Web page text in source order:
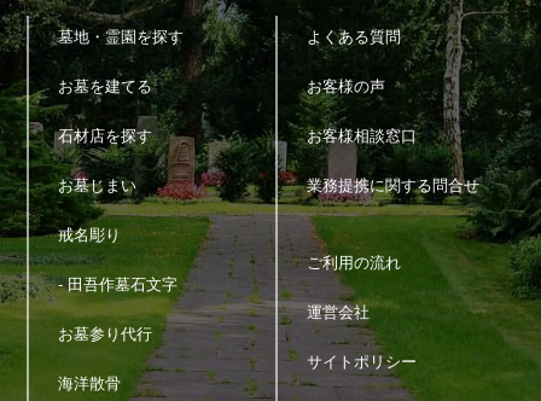
墓地・霊園を探す
お墓を建てる
石材店を探す
お墓じまい
戒名彫り
- 田吾作墓石文字
お墓参り代行
海洋散骨
よくある質問
お客様の声
お客様相談窓口
業務提携に関する問合せ
ご利用の流れ
運営会社
サイトポリシー